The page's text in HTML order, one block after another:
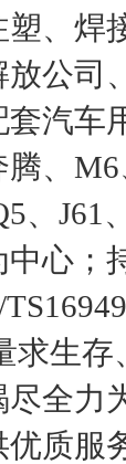
、焊
公司
汽车
、
、J61
心
求生
全力
质服